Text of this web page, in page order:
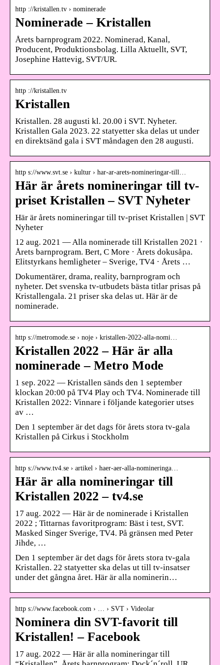
http ://kristallen.tv › nominerade
Nominerade – Kristallen
Årets barnprogram 2022. Nominerad, Kanal,
Producent, Produktionsbolag. Lilla Aktuellt, SVT,
Josephine Hattevig, SVT/UR.
http ://kristallen.tv
Kristallen
Kristallen. 28 augusti kl. 20.00 i SVT. Nyheter.
Kristallen Gala 2023. 22 statyetter ska delas ut under
en direktsänd gala i SVT måndagen den 28 augusti.
http s://www.svt.se › kultur › har-ar-arets-nomineringar-till…
Här är årets nomineringar till tv-
priset Kristallen – SVT Nyheter
Här är årets nomineringar till tv-priset Kristallen | SVT
Nyheter
12 aug. 2021 — Alla nominerade till Kristallen 2021 ·
Årets barnprogram. Bert, C More · Årets dokusåpa.
Elitstyrkans hemligheter – Sverige, TV4 · Årets …
Dokumentärer, drama, reality, barnprogram och
nyheter. Det svenska tv-utbudets bästa titlar prisas på
Kristallengala. 21 priser ska delas ut. Här är de
nominerade.
http s://metromode.se › noje › kristallen-2022-alla-nomi…
Kristallen 2022 – Här är alla
nominerade – Metro Mode
1 sep. 2022 — Kristallen sänds den 1 september
klockan 20:00 på TV4 Play och TV4. Nominerade till
Kristallen 2022: Vinnare i följande kategorier utses
av …
Den 1 september är det dags för årets stora tv-gala
Kristallen på Cirkus i Stockholm
http s://www.tv4.se › artikel › haer-aer-alla-nomineringa…
Här är alla nomineringar till
Kristallen 2022 – tv4.se
17 aug. 2022 — Här är de nominerade i Kristallen
2022 ; Tittarnas favoritprogram: Bäst i test, SVT.
Masked Singer Sverige, TV4. På gränsen med Peter
Jihde, …
Den 1 september är det dags för årets stora tv-gala
Kristallen. 22 statyetter ska delas ut till tv-insatser
under det gångna året. Här är alla nominerin…
http s://www.facebook.com › … › SVT › Videolar
Nominera din SVT-favorit till
Kristallen! – Facebook
17 aug. 2022 — Här är alla nomineringar till